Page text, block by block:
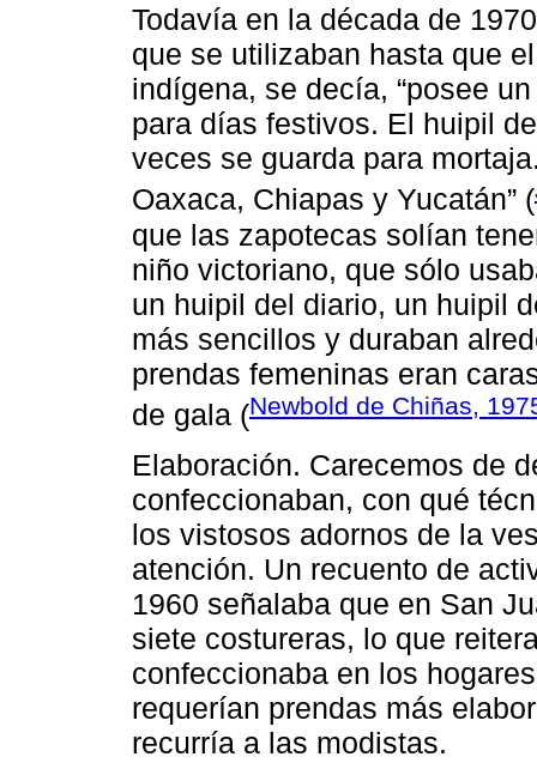
Todavía en la década de
que se utilizaban hasta que
indígena, se decía, “posee
para días festivos. El huipil
veces se guarda para
Oaxaca, Chiapas y Yucatán” (
que las zapotecas solían
niño victoriano, que sólo
un huipil del diario, un huipil
más sencillos y duraban
prendas femeninas eran
de gala (Newbold de Chiñas,
Elaboración. Carecemos de
confeccionaban, con qué
los vistosos adornos de la
atención. Un recuento de
1960 señalaba que en San
siete costureras, lo que
confeccionaba en los
requerían prendas más
recurría a las modistas.